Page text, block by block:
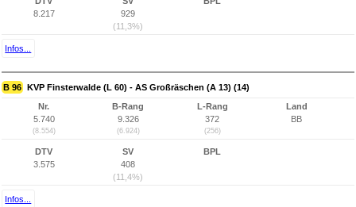
8.217
929
(11,3%)
Infos...
B 96 KVP Finsterwalde (L 60) - AS Großräschen (A 13) (14)
Nr.
5.740
(8.554)
B-Rang
9.326
(6.924)
L-Rang
372
(256)
Land
BB
DTV
3.575
SV
408
(11,4%)
BPL
Infos...